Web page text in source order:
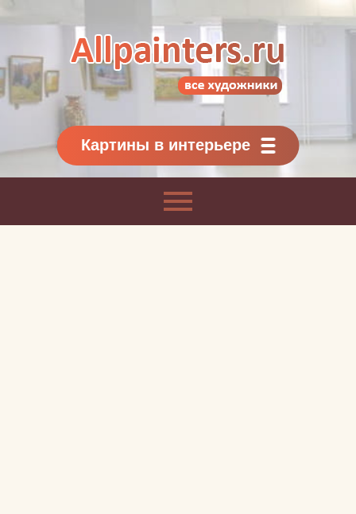
Картины классиков
и современников
Картины в интерьере